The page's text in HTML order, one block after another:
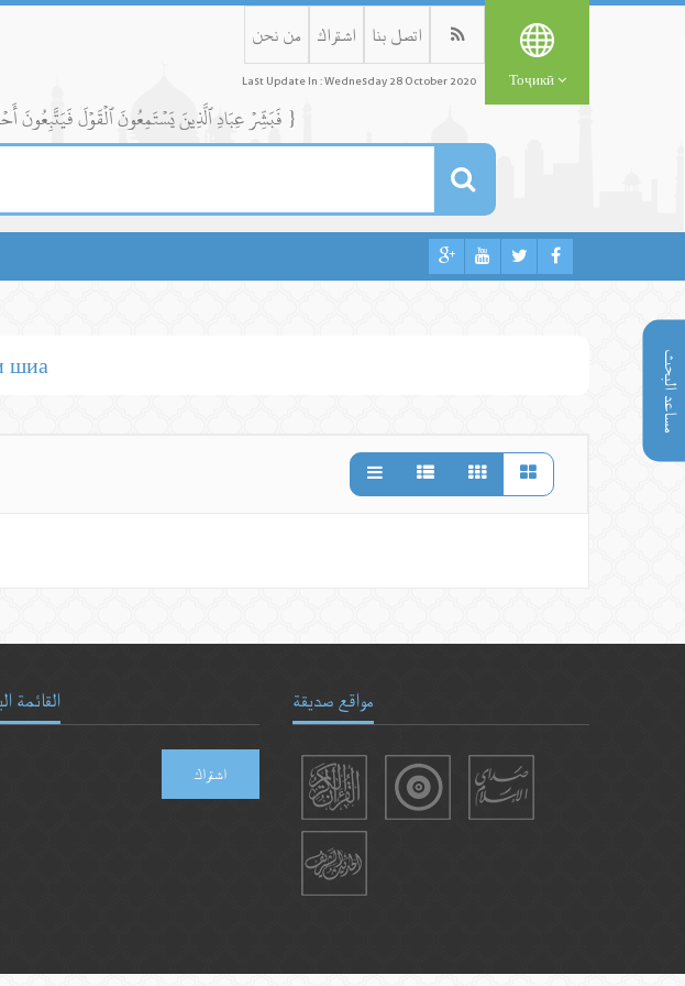
مساعد البحث
من نحن اشتراك اتصل بنا
Last Update In : Wednesday 28 October 2020 Тоҷикӣ
{ فَبَشِّرۡ عِبَادِ ٱلَّذِينَ يَسۡتَمِعُونَ ٱلۡقَوۡلَ فَيَتَّبِعُونَ أَحۡسَنَهُۥٓۚ أُوْلَٰٓئِكَ ٱلَّذِينَ هَدَىٰهُمُ ٱللَّهُۖ وَأُوْلَٰٓئِكَ هُمۡ أُوْلُواْ ٱلۡأَلۡبَٰبِ }
шиа
القائمة
اشتراك
مواقع صديقة